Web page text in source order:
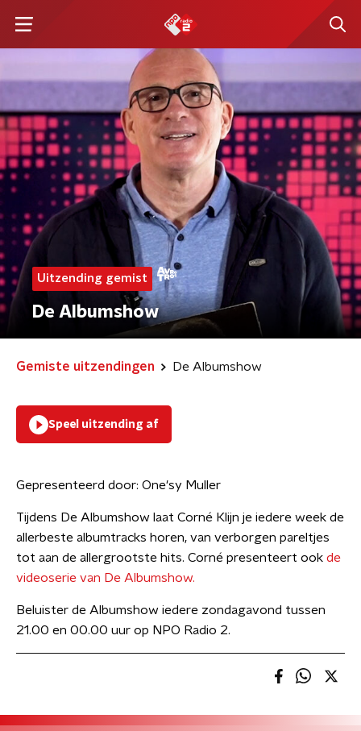
Uitzending gemist
De Albumshow
Gemiste uitzendingen De Albumshow
Speel uitzending af
Gepresenteerd door: One'sy Muller
Tijdens De Albumshow laat Corné Klijn je iedere week de
allerbeste albumtracks horen, van verborgen pareltjes
tot aan de allergrootste hits. Corné presenteert ook de
videoserie van De Albumshow.
Beluister de Albumshow iedere zondagavond tussen
21.00 en 00.00 uur op NPO Radio 2.